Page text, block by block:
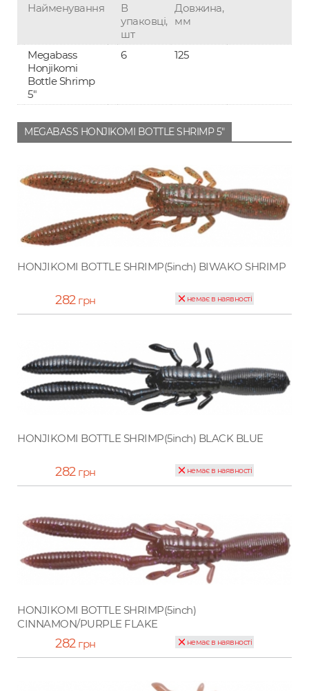
Найменування
В
упаковці,
шт
Довжина,
мм
Megabass
Honjikomi
Bottle Shrimp
5"
6 125
MEGABASS HONJIKOMI BOTTLE SHRIMP 5"
HONJIKOMI BOTTLE SHRIMP(5inch) BIWAKO SHRIMP
282грн немає в наявності
HONJIKOMI BOTTLE SHRIMP(5inch) BLACK BLUE
282грн немає в наявності
HONJIKOMI BOTTLE SHRIMP(5inch)
CINNAMON/PURPLE FLAKE
282грн немає в наявності